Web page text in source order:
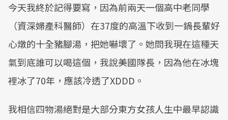
今天我終於記得要寫，因為前兩天一個高中老同學
（資深婦產科醫師）在37度的高溫下收到一鍋長輩好
心燉的十全豬腳湯，把她嚇壞了。她問我現在這種天
氣到底誰可以喝這個，我說美國隊長，因為他在冰塊
裡冰了70年，應該冷透了XDDD。
我相信四物湯絕對是大部分東方女孩人生中最早認識